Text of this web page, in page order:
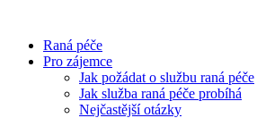
Raná péče
Pro zájemce
Jak požádat o službu raná péče
Jak služba raná péče probíhá
Nejčastější otázky